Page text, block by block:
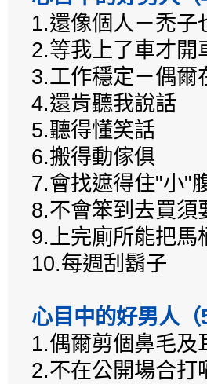
1.還像個人－禿子
2.等我上了車才開
3.工作穩定－偶爾
4.還肯聽我說話
5.聽得懂笑話
6.搬得動傢俱
7.會找遮得住"小"
8.不會笨到去買須
9.上完廁所能把馬
10.每週刮鬍子
心目中的好男人（
1.偶爾剪個鼻毛及
2.不在公開場合打